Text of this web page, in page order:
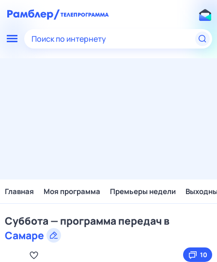
Поиск по интернету
Главная Моя программа Премьеры недели
Суббота — программа передач в
Самаре
10